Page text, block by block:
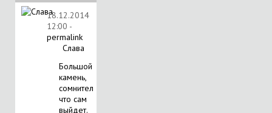
18.12.2014
12:00 -
permalink
Слава
Большой
камень,
сомнительно
что сам
выйдет.